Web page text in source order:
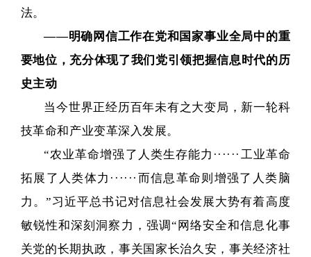
法。
——明确网信工作在党和国家事业全局中的重
要地位，充分体现了我们党引领把握信息时代的历
史主动
当今世界正经历百年未有之大变局，新一轮科
技革命和产业变革深入发展。
“农业革命增强了人类生存能力······工业革命
拓展了人类体力······而信息革命则增强了人类脑
力。”习近平总书记对信息社会发展大势有着高度
敏锐性和深刻洞察力，强调“网络安全和信息化事
关党的长期执政，事关国家长治久安，事关经济社